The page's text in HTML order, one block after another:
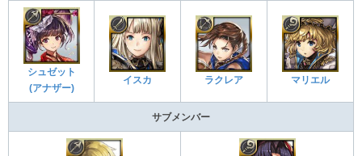
シュゼット
(アナザー)
イスカ ラクレア マリエル
サブメンバー